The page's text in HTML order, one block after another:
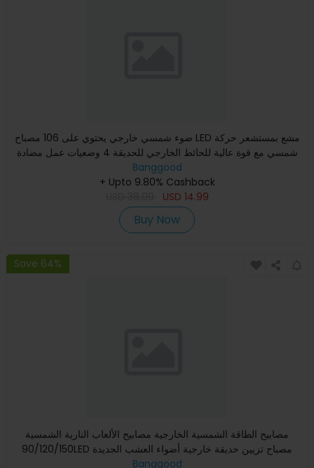
ضوء شمسي خارجي يحتوي على 106 مصباح LED مشع بمستشعر حركة
شمسي مع قوة عالية للحائط الخارجي للحديقة 4 وضعيات عمل مضادة
للما
Banggood
+ Upto 9.80% Cashback
USD 14.99
Buy Now
Save 64%
مصابيح الطاقة الشمسية الخارجية مصابيح الألعاب النارية الشمسية
90/120/150LED مصباح تزيين حديقة خارجية أضواء العشب الجديدة
Banggood